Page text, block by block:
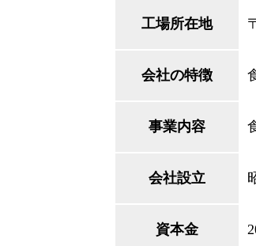
工場所在地
会社の特徴
事業内容
会社設立
資本金